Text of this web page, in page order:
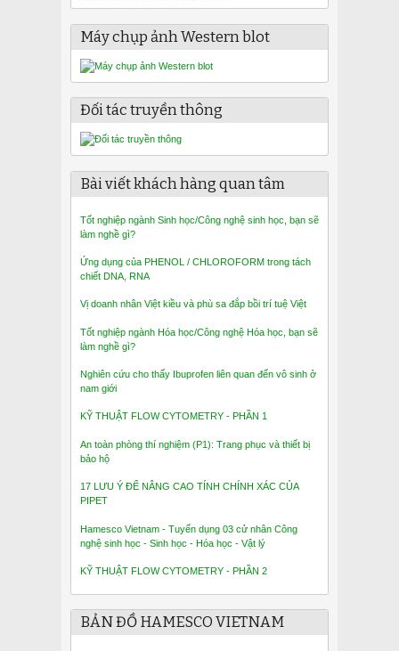
Máy chụp ảnh Western blot
Đối tác truyền thông
Bài viết khách hàng quan tâm
Tốt nghiệp ngành Sinh học/Công nghệ sinh học, bạn sẽ
làm nghề gì?
Ứng dụng của PHENOL / CHLOROFORM trong tách
chiết DNA, RNA
Vị doanh nhân Việt kiều và phù sa đắp bồi trí tuệ Việt
Tốt nghiệp ngành Hóa học/Công nghệ Hóa học, bạn sẽ
làm nghề gì?
Nghiên cứu cho thấy Ibuprofen liên quan đến vô sinh ở
nam giới
KỸ THUẬT FLOW CYTOMETRY - PHẦN 1
An toàn phòng thí nghiệm (P1): Trang phục và thiết bị
bảo hộ
17 LƯU Ý ĐỂ NÂNG CAO TÍNH CHÍNH XÁC CỦA
PIPET
Hamesco Vietnam - Tuyển dụng 03 cử nhân Công
nghệ sinh học - Sinh học - Hóa học - Vật lý
KỸ THUẬT FLOW CYTOMETRY - PHẦN 2
BẢN ĐỒ HAMESCO VIETNAM